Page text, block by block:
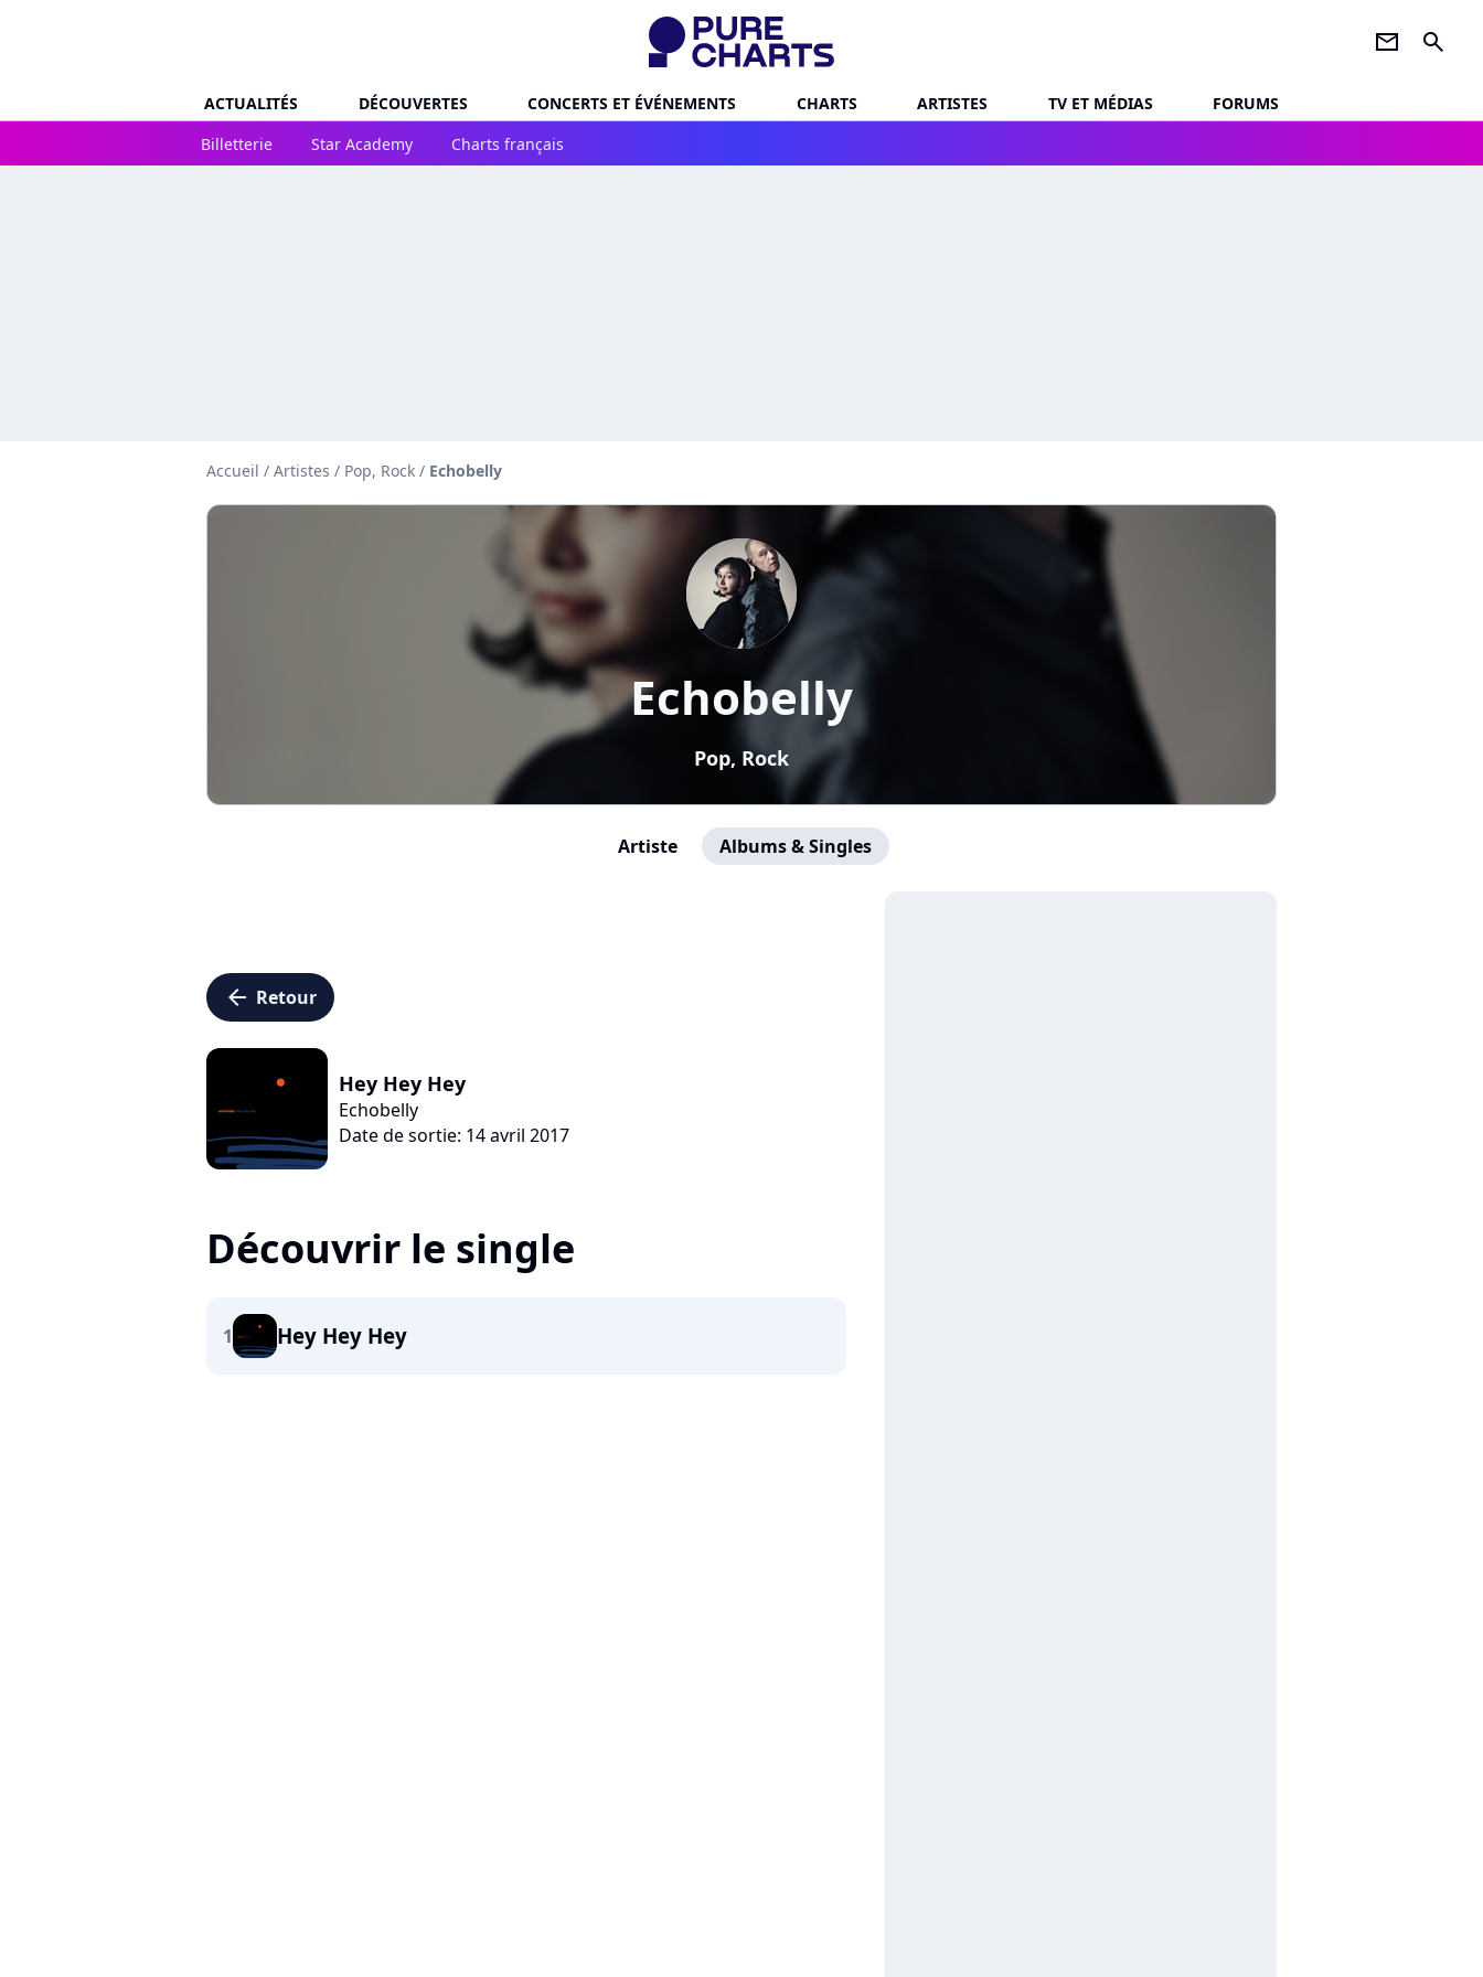
newsletter search
ACTUALITÉS DÉCOUVERTES CONCERTS ET ÉVÉNEMENTS CHARTS ARTISTES TV ET MÉDIAS
FORUMS
Billetterie
Star Academy Charts français
Accueil / Artistes / Pop, Rock / Echobelly
Echobelly
Pop, Rock
Artiste Albums & Singles
arrow_left Retour
Hey Hey Hey
Echobelly
Date de sortie: 14 avril 2017
Découvrir le single
1 Hey Hey Hey